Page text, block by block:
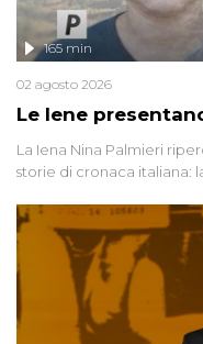
Le Iene
165 min
02 agosto 2026
La Iena Nina Palmieri
storie di cronaca italiana: